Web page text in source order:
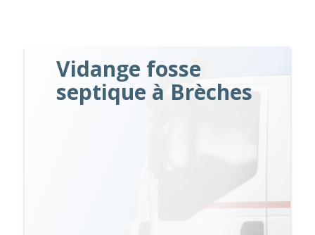
Vidange fosse
septique à Brèches